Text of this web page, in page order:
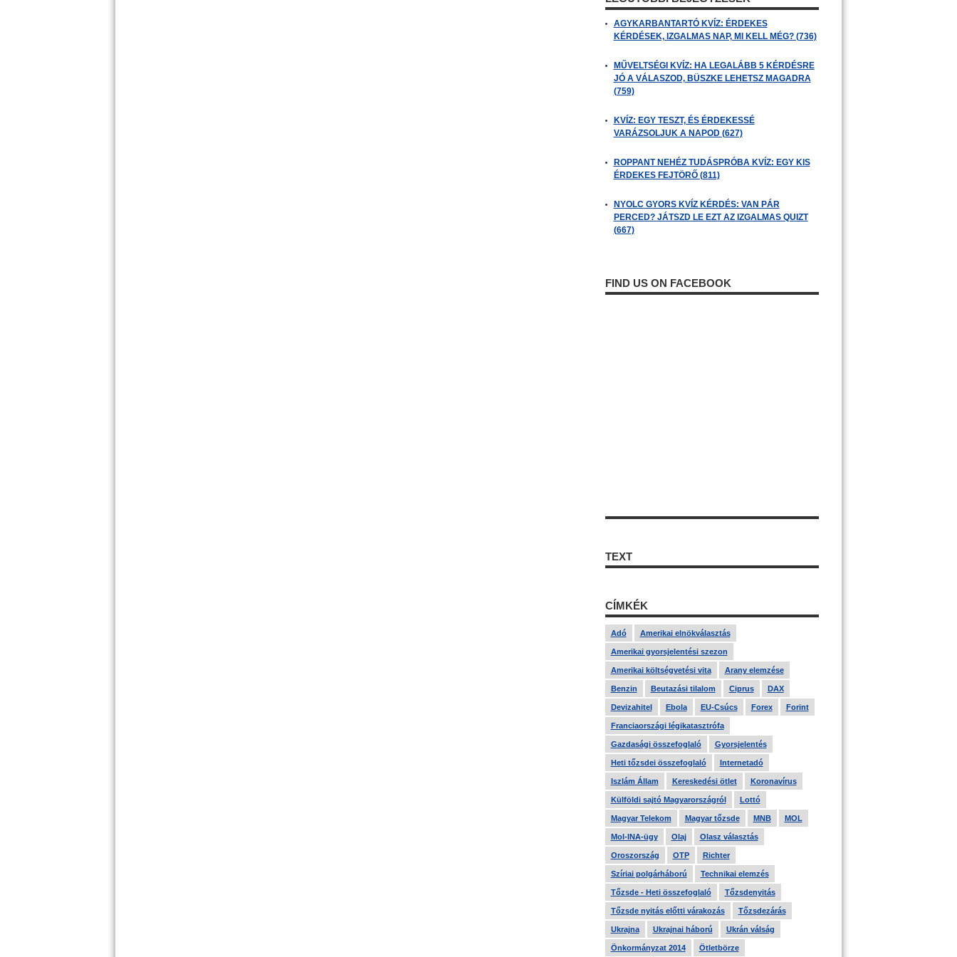
AGYKARBANTARTÓ KVÍZ: ÉRDEKES
KÉRDÉSEK, IZGALMAS NAP, MI KELL MÉG? (736)
MŰVELTSÉGI KVÍZ: HA LEGALÁBB 5 KÉRDÉSRE
JÓ A VÁLASZOD, BÜSZKE LEHETSZ MAGADRA
(759)
KVÍZ: EGY TESZT, ÉS ÉRDEKESSÉ
VARÁZSOLJUK A NAPOD (627)
ROPPANT NEHÉZ TUDÁSPRÓBA KVÍZ: EGY KIS
ÉRDEKES FEJTÖRŐ (811)
NYOLC GYORS KVÍZ KÉRDÉS: VAN PÁR
PERCED? JÁTSZD LE EZT AZ IZGALMAS QUIZT
(667)
FIND US ON FACEBOOK
TEXT
CÍMKÉK
Adó Amerikai elnökválasztás
Amerikai gyorsjelentési szezon
Amerikai költségvetési vita Arany elemzése
Benzin Beutazási tilalom Ciprus DAX
Devizahitel Ebola EU-Csúcs Forex Forint
Franciaországi légikatasztrófa
Gazdasági összefoglaló Gyorsjelentés
Heti tőzsdei összefoglaló Internetadó
Iszlám Állam Kereskedési ötlet Koronavírus
Külföldi sajtó Magyarországról Lottó
Magyar Telekom Magyar tőzsde MNB MOL
Mol-INA-ügy Olaj Olasz választás
Oroszország OTP Richter
Szíriai polgárháború Technikai elemzés
Tőzsde - Heti összefoglaló Tőzsdenyitás
Tőzsde nyitás előtti várakozás Tőzsdezárás
Ukrajna Ukrajnai háború Ukrán válság
Önkormányzat 2014 Ötletbörze